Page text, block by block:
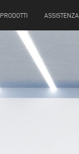
PRODOTTI ASSISTENZA